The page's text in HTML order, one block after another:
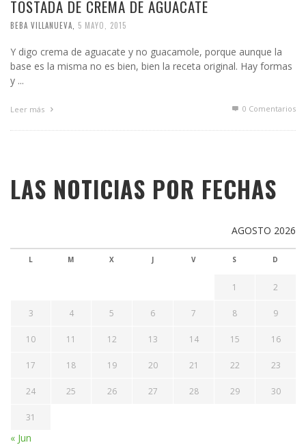
TOSTADA DE CREMA DE AGUACATE
BEBA VILLANUEVA 5 MAYO, 2015
Y digo crema de aguacate y no guacamole, porque aunque la
base es la misma no es bien, bien la receta original. Hay formas
y ...
Leer más 0 Comentarios
LAS NOTICIAS POR FECHAS
AGOSTO 2026
L M X J V S D
1 2
3 4 5 6 7 8 9
10 11 12 13 14 15 16
17 18 19 20 21 22 23
24 25 26 27 28 29 30
31
« Jun